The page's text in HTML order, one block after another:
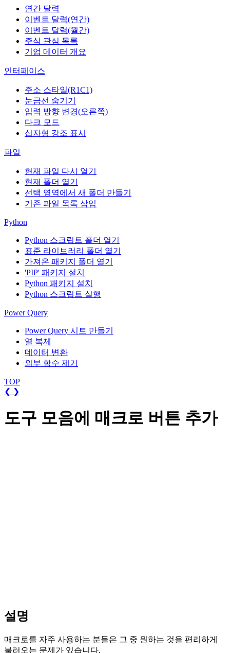
연간 달력
이벤트 달력(연간)
이벤트 달력(월간)
주식 관심 목록
기업 데이터 개요
인터페이스
주소 스타일(R1C1)
눈금선 숨기기
입력 방향 변경(오른쪽)
다크 모드
십자형 강조 표시
파일
현재 파일 다시 열기
현재 폴더 열기
선택 영역에서 새 폴더 만들기
기존 파일 목록 삽입
Python
Python 스크립트 폴더 열기
표준 라이브러리 폴더 열기
가져온 패키지 폴더 열기
'PIP' 패키지 설치
Python 패키지 설치
Python 스크립트 실행
Power Query
Power Query 시트 만들기
열 복제
데이터 변환
외부 함수 제거
TOP
❮ ❯
도구 모음에 매크로 버튼 추가
설명
매크로를 자주 사용하는 분들은 그 중 원하는 것을 편리하게
불러오는 문제가 있습니다.